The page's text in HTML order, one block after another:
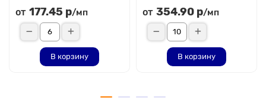
от 177.45 р/мп
В корзину
от 354.90 р/мп
В корзину